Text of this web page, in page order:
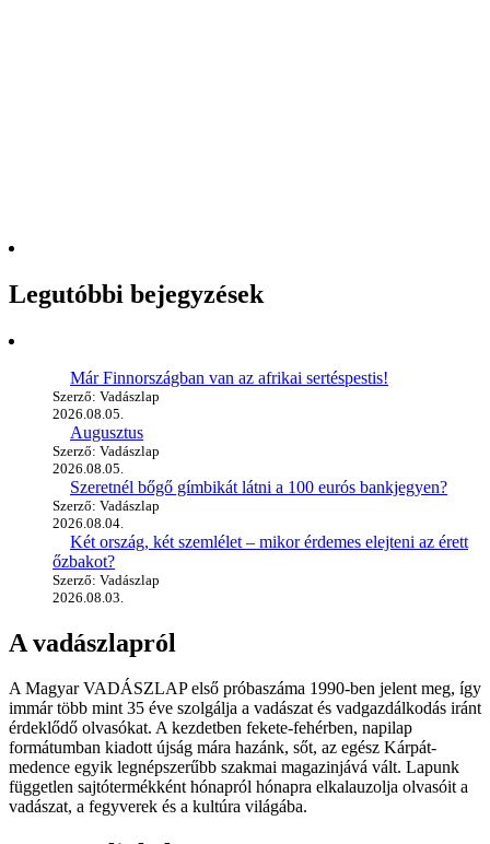
Legutóbbi bejegyzések
Már Finnországban van az afrikai sertéspestis!
Szerző: Vadászlap
2026.08.05.
Augusztus
Szerző: Vadászlap
2026.08.05.
Szeretnél bőgő gímbikát látni a 100 eurós bankjegyen?
Szerző: Vadászlap
2026.08.04.
Két ország, két szemlélet – mikor érdemes elejteni az érett
őzbakot?
Szerző: Vadászlap
2026.08.03.
A vadászlapról
A Magyar VADÁSZLAP első próbaszáma 1990-ben jelent meg, így
immár több mint 35 éve szolgálja a vadászat és vadgazdálkodás iránt
érdeklődő olvasókat. A kezdetben fekete-fehérben, napilap
formátumban kiadott újság mára hazánk, sőt, az egész Kárpát-
medence egyik legnépszerűbb szakmai magazinjává vált. Lapunk
független sajtótermékként hónapról hónapra elkalauzolja olvasóit a
vadászat, a fegyverek és a kultúra világába.